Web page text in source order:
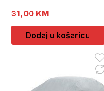
31,00 KM
Dodaj u košaricu